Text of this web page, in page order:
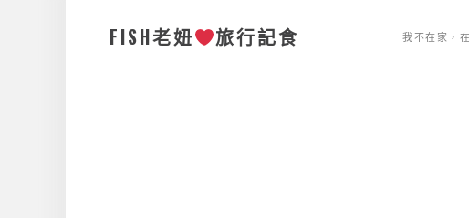
FISH老妞 旅行記食 我不在家，